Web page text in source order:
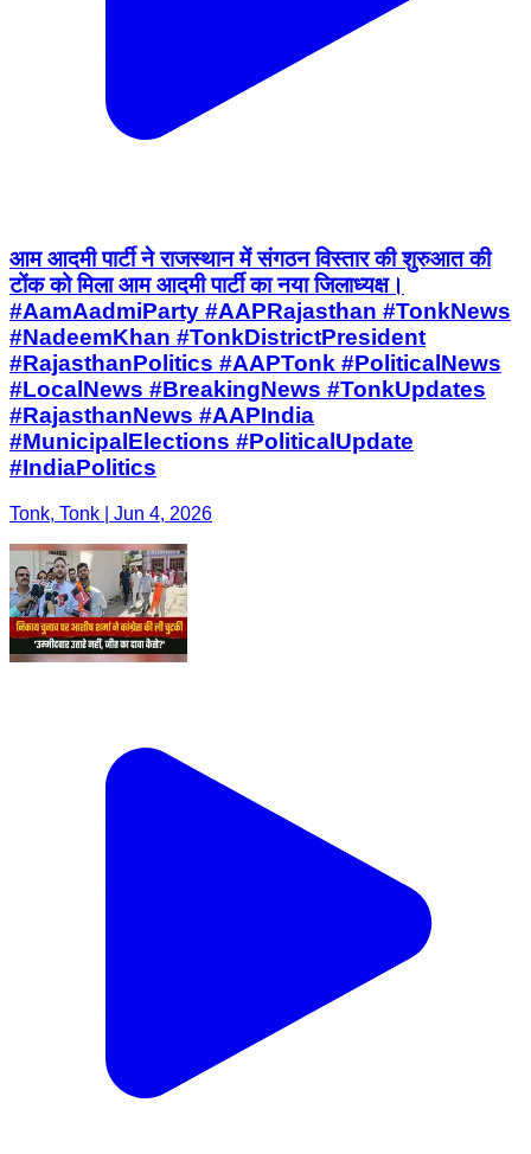
आम आदमी पार्टी ने राजस्थान में संगठन विस्तार की शुरुआत की
टोंक को मिला आम आदमी पार्टी का नया जिलाध्यक्ष।
#AamAadmiParty #AAPRajasthan #TonkNews
#NadeemKhan #TonkDistrictPresident
#RajasthanPolitics #AAPTonk #PoliticalNews
#LocalNews #BreakingNews #TonkUpdates
#RajasthanNews #AAPIndia
#MunicipalElections #PoliticalUpdate
#IndiaPolitics
Tonk, Tonk | Jun 4, 2026